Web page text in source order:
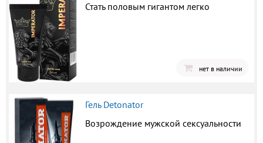
Стать половым гигантом легко
нет в наличии
Гель Detonator
Возрождение мужской сексуальности